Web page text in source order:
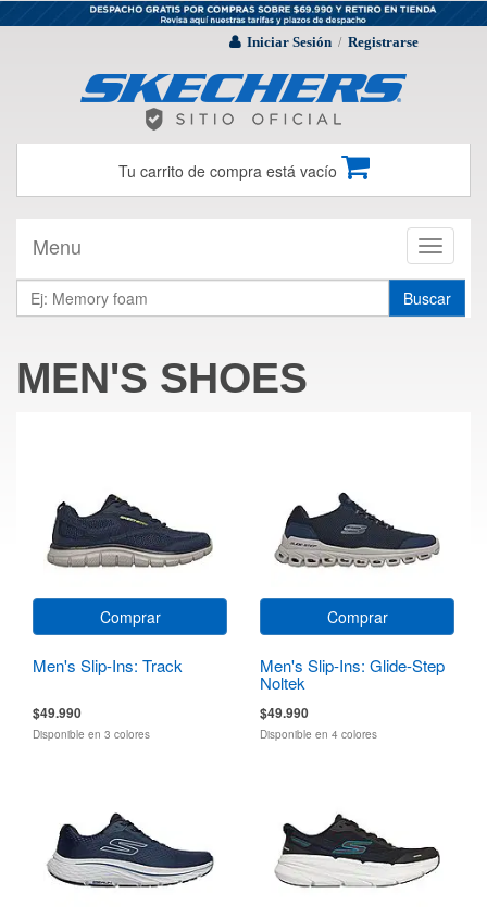
Iniciar Sesión / Registrarse
Tu carrito de compra está vacío
Toggle
Menu
Buscar
MEN'S SHOES
Comprar
Men's Slip-Ins: Track
$49.990
Disponible en 3 colores
Comprar
Men's Slip-Ins: Glide-Step
Noltek
$49.990
Disponible en 4 colores